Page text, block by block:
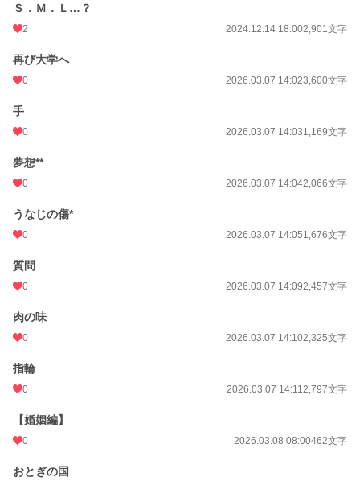
Ｓ．Ｍ．Ｌ…？
2 2024.12.14 18:002,901文字
再び大学へ
0 2026.03.07 14:023,600文字
手
0 2026.03.07 14:031,169文字
夢想**
0 2026.03.07 14:042,066文字
うなじの傷*
0 2026.03.07 14:051,676文字
質問
0 2026.03.07 14:092,457文字
肉の味
0 2026.03.07 14:102,325文字
指輪
0 2026.03.07 14:112,797文字
【婚姻編】
0 2026.03.08 08:00462文字
おとぎの国